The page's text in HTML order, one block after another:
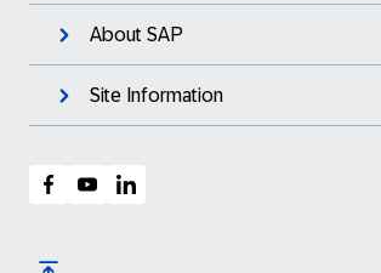
About SAP
Site Information